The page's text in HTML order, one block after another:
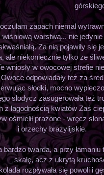
zapach niemal
wiśniową warstwą... nie
Za nią pojawiły się
ale niekoniecznie tylko ze
wniosły w owocowej strefie
odpowiadały też za
słodki, mocno
słodycz zasugerowała też
z łagodnością kwiatów Zaś
ośmielił prażone - wręcz
i orzechy brazylijskie.
bardzo twarda, a przy
skałę, acz z ukrytą
rozpływała się powoli i